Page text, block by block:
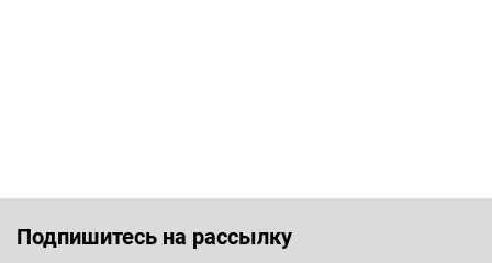
Подпишитесь на рассылку